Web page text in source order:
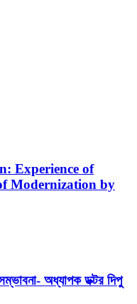
Experience of
Modernization by
অধ্যাপক ডক্টর দিপু